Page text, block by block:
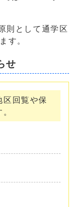
則として通学区
す。
せ
区回覧や保